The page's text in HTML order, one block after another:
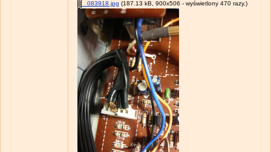
_083918.jpg (187.13 kB, 900x506 - wyświetlony 470 razy.)